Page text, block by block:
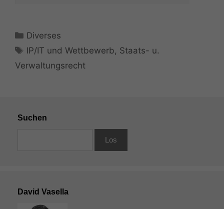
Kategorien
Diverses
Schlagwörter
IP/IT und Wettbewerb, Staats- u.
Verwaltungsrecht
Suchen
David Vasella